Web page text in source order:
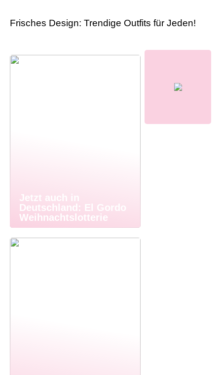
Frisches Design: Trendige Outfits für Jeden!
Jetzt auch in
Deutschland: El Gordo
Weihnachtslotterie